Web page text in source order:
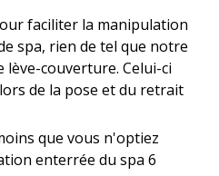
faciliter la manipulation
spa, rien de tel que notre
lève-couverture. Celui-ci
de la pose et du retrait
que vous n'optiez
enterrée du spa 6